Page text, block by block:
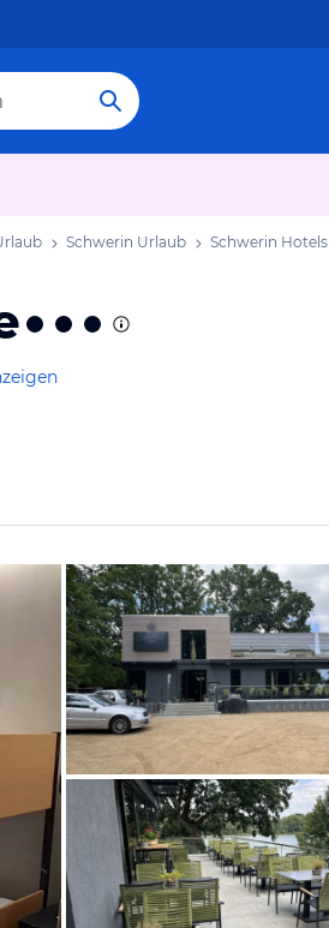
Schwerin Urlaub Schwerin Hotels
von Expedia